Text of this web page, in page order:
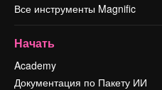
Все инструменты Magnific
Начать
Academy
Документация по Пакету ИИ